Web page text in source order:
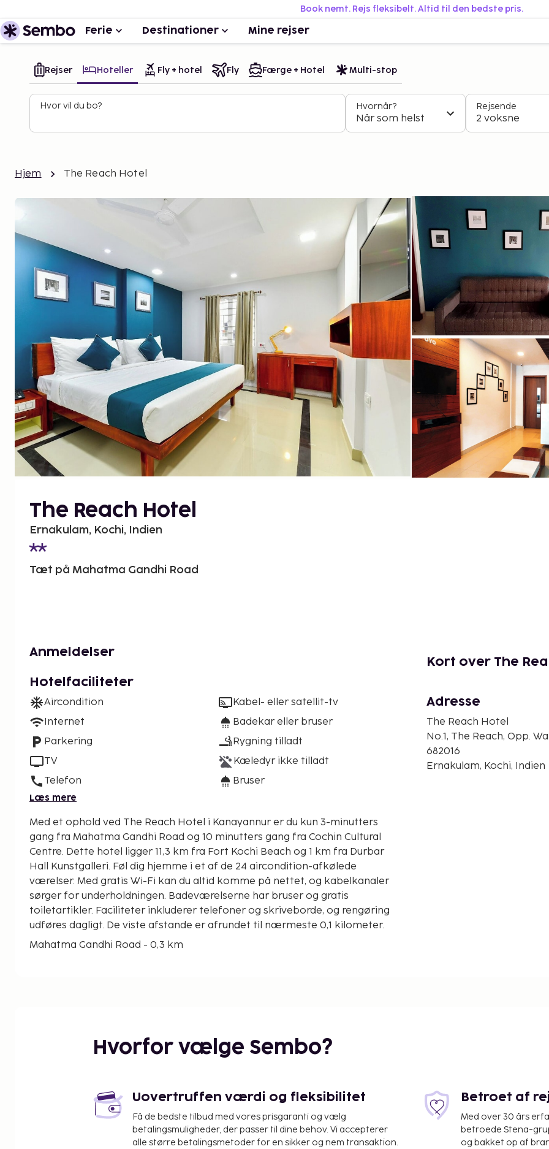
Book nemt. Rejs fleksibelt. Altid til den bedste pris.
Ferie Destinationer Mine rejser
Rejser Hoteller Fly + hotel Fly Færge + Hotel Multi-stop
Hvor vil du bo? Hvornår?
Når som helst
Rejsende
2 voksne
Hjem The Reach Hotel
The Reach Hotel
Ernakulam, Kochi, Indien
Tæt på Mahatma Gandhi Road
Anmeldelser
Hotelfaciliteter
Aircondition
Internet
Parkering
TV
Telefon
Kabel- eller satellit-tv
Badekar eller bruser
Rygning tilladt
Kæledyr ikke tilladt
Bruser
Læs mere
Med et ophold ved The Reach Hotel i Kanayannur er du kun 3-minutters
gang fra Mahatma Gandhi Road og 10 minutters gang fra Cochin Cultural
Centre. Dette hotel ligger 11,3 km fra Fort Kochi Beach og 1 km fra Durbar
Hall Kunstgalleri. Føl dig hjemme i et af de 24 aircondition-afkølede
værelser. Med gratis Wi-Fi kan du altid komme på nettet, og kabelkanaler
sørger for underholdningen. Badeværelserne har bruser og gratis
toiletartikler. Faciliteter inkluderer telefoner og skriveborde, og rengøring
udføres dagligt. De viste afstande er afrundet til nærmeste 0,1 kilometer.
Mahatma Gandhi Road - 0,3 km
Regnbue Hængebro - 2,7 km
Janardhanaswamy Tempel - 4,8 km
Jawaharlal Nehru Stadion - 6 km
Bolgatty Palace - 6,3 km
Rameshwaram-templet - 6,9 km
Kort over The
Adresse
The Reach Hotel
No.1, The Reach, Opp.
682016
Ernakulam, Kochi, Indien
Hvorfor vælge Sembo?
Uovertruffen værdi og fleksibilitet
Få de bedste tilbud med vores prisgaranti og vælg
betalingsmuligheder, der passer til dine behov. Vi accepterer
alle større betalingsmetoder for en sikker og nem transaktion.
Betroet af
Med over 30 års
betroede Stena-
og bakket op af